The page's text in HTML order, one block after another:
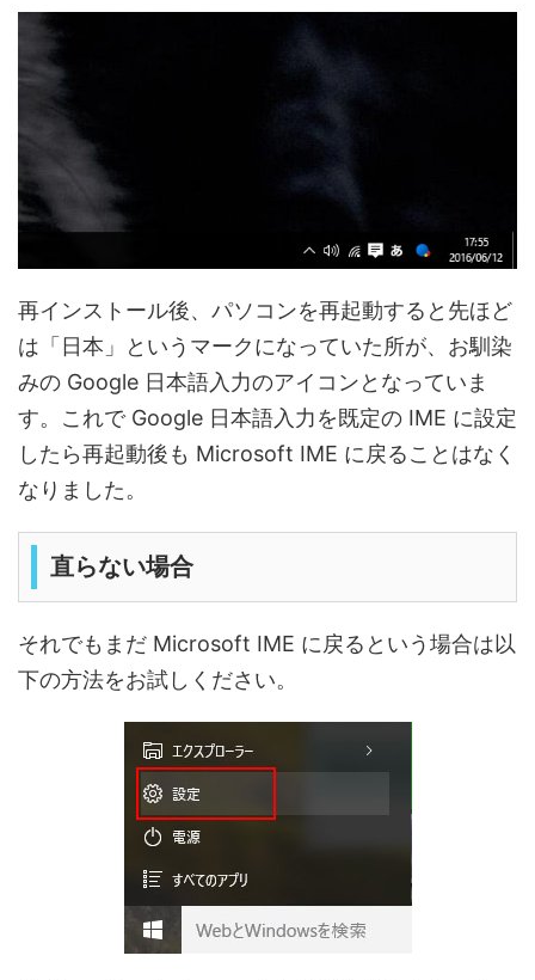
再インストール後、パソコンを再起動すると先ほど
は「日本」というマークになっていた所が、お馴染
みの Google 日本語入力のアイコンとなっていま
す。これで Google 日本語入力を既定の IME に設定
したら再起動後も Microsoft IME に戻ることはなく
なりました。
直らない場合
それでもまだ Microsoft IME に戻るという場合は以
下の方法をお試しください。